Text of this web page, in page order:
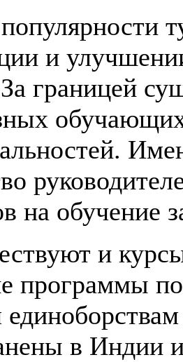
и
границей
на обучение
и
программы по
в Индии